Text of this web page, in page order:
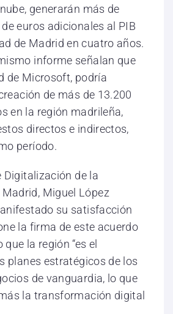
generarán más de
euros adicionales al PIB
de Madrid en cuatro años.
informe señalan que
de Microsoft, podría
de más de 13.200
en la región madrileña,
directos e indirectos,
período.
Digitalización de la
Miguel López
su satisfacción
la firma de este acuerdo
la región “es el
planes estratégicos de los
de vanguardia, lo que
la transformación digital